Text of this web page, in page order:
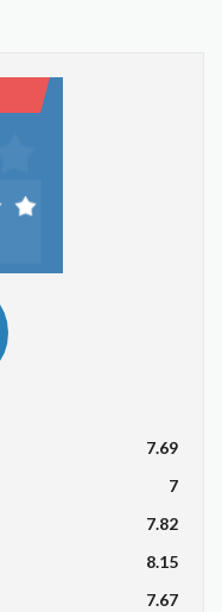
7.69
7
7.82
8.15
7.67